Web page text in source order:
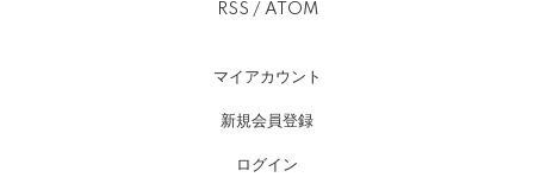
RSS / ATOM
マイアカウント
新規会員登録
ログイン